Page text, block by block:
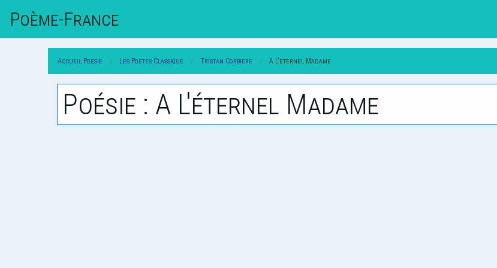
Poème-FrAnce
Accueil Poesie Les Poetes Classique Tristan Corbiere A L'eternel Madame
Poésie : A L'éternel Madame